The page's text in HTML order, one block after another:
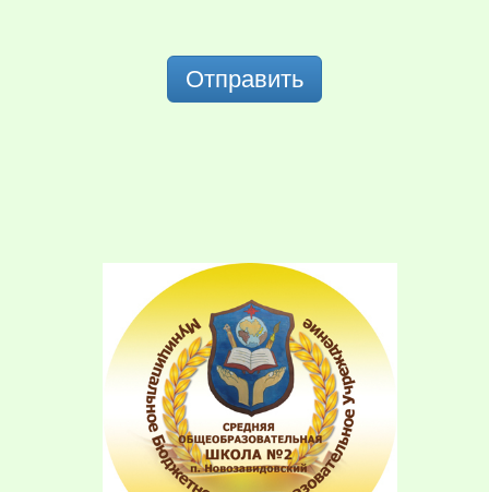
Отправить